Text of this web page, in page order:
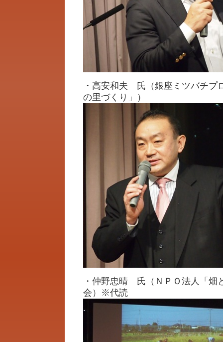
・高安和夫 氏（銀座ミツバチプ
の里づくり」）
・仲野忠晴 氏（ＮＰＯ法人「畑
会）※代読